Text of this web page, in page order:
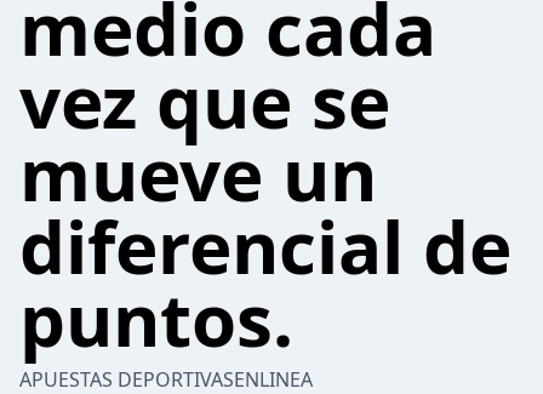
medio cada
vez que se
mueve un
diferencial de
puntos.
APUESTAS DEPORTIVASENLINEA